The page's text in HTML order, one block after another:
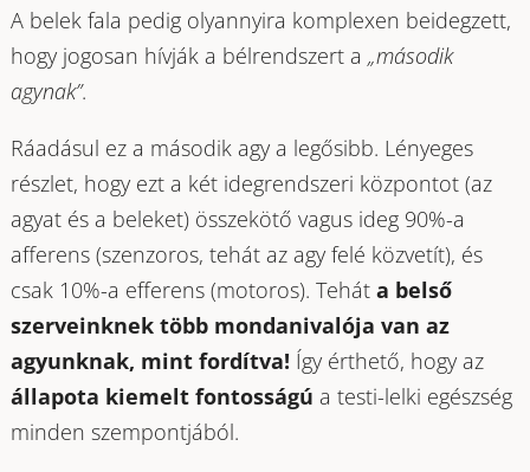
A belek fala pedig olyannyira komplexen beidegzett,
hogy jogosan hívják a bélrendszert a „második
agynak”.
Ráadásul ez a második agy a legősibb. Lényeges
részlet, hogy ezt a két idegrendszeri központot (az
agyat és a beleket) összekötő vagus ideg 90%-a
afferens (szenzoros, tehát az agy felé közvetít), és
csak 10%-a efferens (motoros). Tehát a belső
szerveinknek több mondanivalója van az
agyunknak, mint fordítva! Így érthető, hogy az
állapota kiemelt fontosságú a testi-lelki egészség
minden szempontjából.